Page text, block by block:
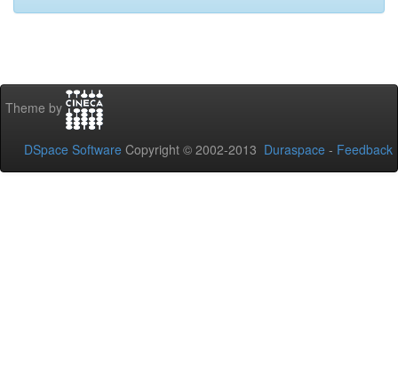
Theme by
DSpace Software Copyright © 2002-2013 Duraspace - Feedback